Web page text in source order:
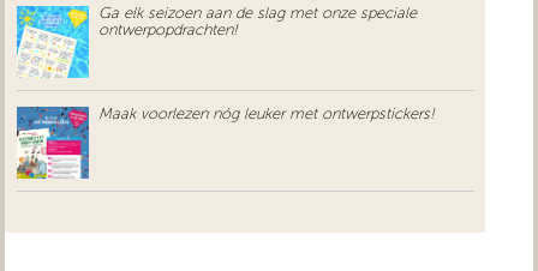
over onsGa elk seizoen aan de slag met onze speciale
ontwerpopdrachten!
Maak voorlezen nóg leuker met ontwerpstickers!